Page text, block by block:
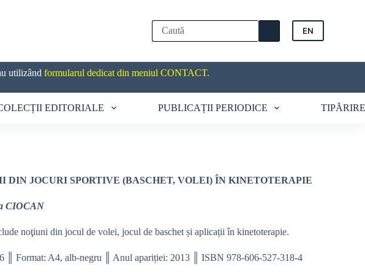
EN
utilizând formularul dedicat din meniul CONTACT.
EDITORIALE PUBLICAȚII PERIODICE TIPĂRIRE
DIN JOCURI SPORTIVE (BASCHET, VOLEI) ÎN KINETOTERAPIE
CIOCAN
noţiuni din jocul de volei, jocul de baschet și aplicații în kinetoterapie.
║ Format: A4, alb-negru ║ Anul apariției: 2013 ║ ISBN 978-606-527-318-4